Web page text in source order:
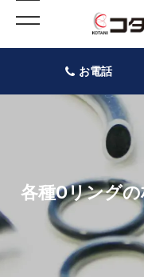
お電話
各種Oリング